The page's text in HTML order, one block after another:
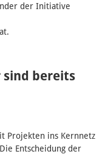
der Initiative
bereits
Projekten ins Kernnetz
Entscheidung der